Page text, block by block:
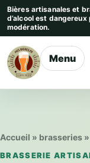
Aller au contenu
Bières artisanales et
d’alcool est
modération.
Menu
Accueil » brasseries »
BRASSERIE